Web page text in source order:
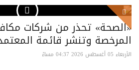
«الصحة» تحذر من شركات
المرخصة وتنشر قائمة
الأربعاء 05 أغسطس 2026 04:37 مساءً